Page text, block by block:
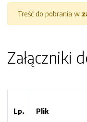
Treść do pobrania w
Załączniki
Lp. Plik